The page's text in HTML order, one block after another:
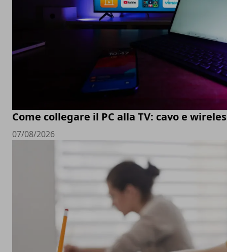
Come collegare il PC alla TV: cavo e
07/08/2026